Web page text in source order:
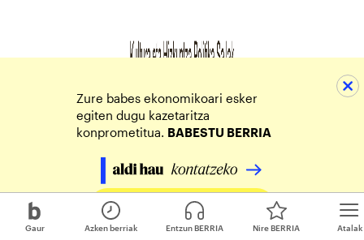
Gaur Atalak
Azken berriak Entzun BERRIA Nire BERRIA
Zure babes ekonomikoari esker
egiten dugu kazetaritza
konprometitua. BABESTU BERRIA
Egin zure ekarpena